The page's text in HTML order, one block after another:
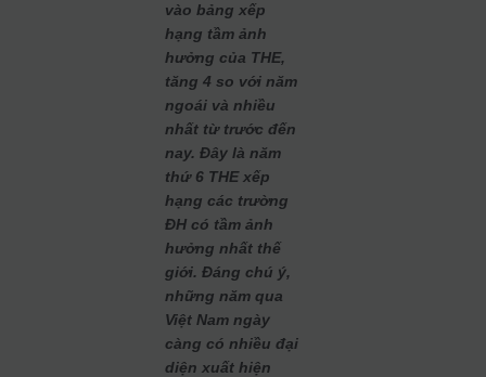
vào bảng xếp
hạng tầm ảnh
hưởng của THE,
tăng 4 so với năm
ngoái và nhiều
nhất từ trước đến
nay. Đây là năm
thứ 6 THE xếp
hạng các trường
ĐH có tầm ảnh
hưởng nhất thế
giới. Đáng chú ý,
những năm qua
Việt Nam ngày
càng có nhiều đại
diện xuất hiện